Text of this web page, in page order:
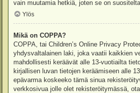
vain muutamia hetkiä, joten se on
Ylös
Mikä on COPPA?
COPPA, tai Children’s Online Privacy
yhdysvaltalainen laki, joka vaatii kaikkien
mahdollisesti keräävät alle 13-vuotiailta
kirjallisen luvan tietojen keräämiseen alle
epävarma koskeeko tämä sinua
verkkosivua jolle olet rekisteröitymässä,